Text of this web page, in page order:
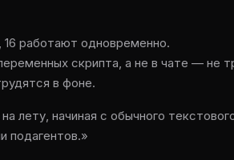
16 работают одновременно.
скрипта, а не в чате — не
в фоне.
лету, начиная с обычного
подагентов.»